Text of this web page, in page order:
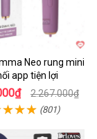
Neo rung mini
app tiện lợi
2.267.000₫
(801)